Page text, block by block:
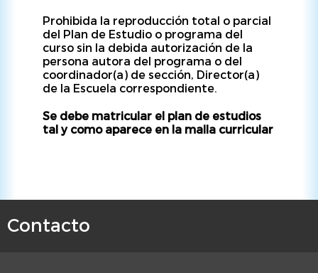
Prohibida la reproducción total o parcial
del Plan de Estudio o programa del
curso sin la debida autorización de la
persona autora del programa o del
coordinador(a) de sección, Director(a)
de la Escuela correspondiente.
Se debe matricular el plan de estudios
tal y como aparece en la malla curricular
FContacto